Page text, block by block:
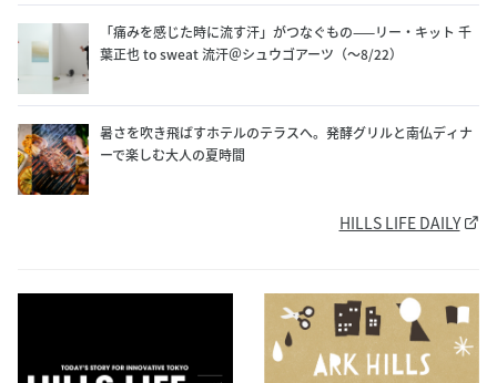
「痛みを感じた時に流す汗」がつなぐもの——リー・キット 千
葉正也 to sweat 流汗＠シュウゴアーツ（〜8/22）
暑さを吹き飛ばすホテルのテラスへ。発酵グリルと南仏ディナ
ーで楽しむ大人の夏時間
HILLS LIFE DAILY